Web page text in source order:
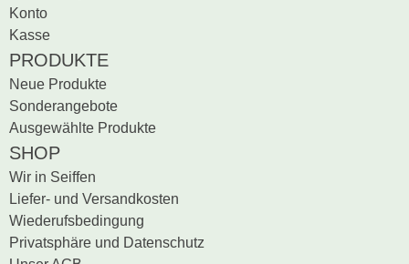
Konto
Kasse
PRODUKTE
Neue Produkte
Sonderangebote
Ausgewählte Produkte
SHOP
Wir in Seiffen
Liefer- und Versandkosten
Wiederufsbedingung
Privatsphäre und Datenschutz